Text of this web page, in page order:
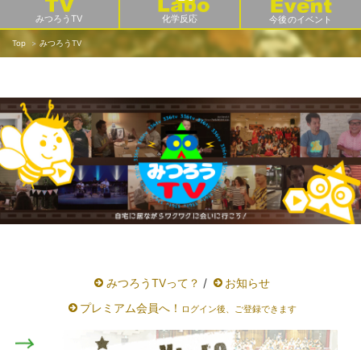
みつろうTV 化学反応 今後のイベント
Top みつろうTV
みつろうTVって？ /
お知らせ
プレミアム会員へ！ ログイン後、ご登録できます